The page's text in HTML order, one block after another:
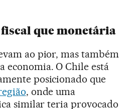
que monetária
ao pior, mas também
economia. O Chile está
posicionado que
, onde uma
similar teria provocado